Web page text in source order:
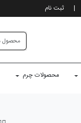
| ثبت نام
محصولات چرم